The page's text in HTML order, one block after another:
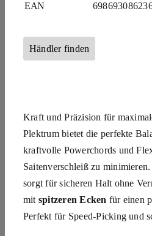
EAN
Händler finden
Kraft und Präzision für
Plektrum bietet die perfekte
kraftvolle Powerchords und
Saitenverschleiß zu
sorgt für sicheren Halt ohne
mit spitzeren Ecken für einen
Perfekt für Speed-Picking und